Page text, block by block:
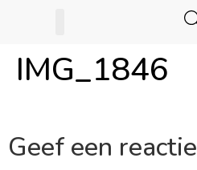
IMG_1846
Geef een reactie